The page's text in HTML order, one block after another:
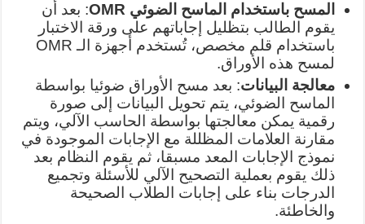
المسح باستخدام الماسح الضوئي OMR
: بعد أن
يقوم الطالب بتظليل إجاباتهم على ورقة الاختبار
باستخدام قلم مخصص، تُستخدم أجهزة الـ OMR
لمسح هذه الأوراق.
معالجة البيانات: بعد مسح الأوراق ضوئيا بواسطة
الماسح الضوئي، يتم تحويل البيانات إلى صورة
رقمية يمكن معالجتها بواسطة الحاسب الآلي، ويتم
مقارنة العلامات المظللة مع الإجابات الموجودة في
نموذج الإجابات المعد مسبقا، ثم يقوم النظام بعد
ذلك يقوم بعملية التصحيح الآلي للأسئلة وتجميع
الدرجات بناء على إجابات الطلاب الصحيحة
والخاطئة.